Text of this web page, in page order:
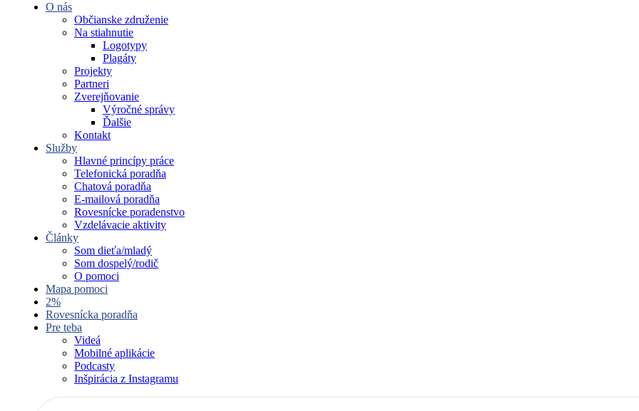
O nás
Občianske združenie
Na stiahnutie
Logotypy
Plagáty
Projekty
Partneri
Zverejňovanie
Výročné správy
Ďalšie
Kontakt
Služby
Hlavné princípy práce
Telefonická poradňa
Chatová poradňa
E-mailová poradňa
Rovesnícke poradenstvo
Vzdelávacie aktivity
Články
Som dieťa/mladý
Som dospelý/rodič
O pomoci
Mapa pomoci
2%
Rovesnícka poradňa
Pre teba
Videá
Mobilné aplikácie
Podcasty
Inšpirácia z Instagramu